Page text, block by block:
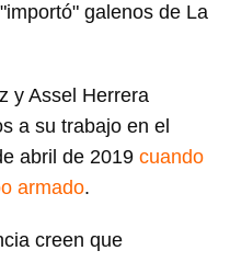
galenos de La
y Assel Herrera
a su trabajo en el
abril de 2019 cuando
armado.
creen que